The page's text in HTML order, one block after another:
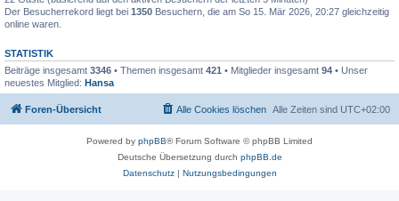
Der Besucherrekord liegt bei 1350 Besuchern, die am So 15. Mär 2026, 20:27 gleichzeitig
online waren.
STATISTIK
Beiträge insgesamt 3346 • Themen insgesamt 421 • Mitglieder insgesamt 94 • Unser
neuestes Mitglied: Hansa
Foren-Übersicht Alle Zeiten sind UTC+02:00
Alle Cookies löschen
Powered by phpBB® Forum Software © phpBB Limited
Deutsche Übersetzung durch phpBB.de
Datenschutz| Nutzungsbedingungen